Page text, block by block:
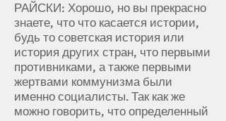
РАЙСКИ: Хорошо, но вы прекрасно
знаете, что что касается истории,
будь то советская история или
история других стран, что первыми
противниками, а также первыми
жертвами коммунизма были
именно социалисты. Так как же
можно говорить, что определенный